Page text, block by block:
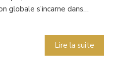
globale s’incarne dans…
Lire la suite